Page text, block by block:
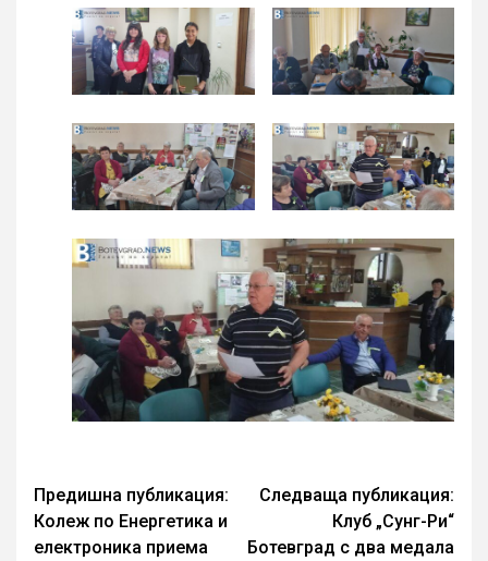
Continue
Reading
Предишна публикация:
Колеж по Енергетика и
електроника приема
Следваща публикация:
Клуб „Сунг-Ри“
Ботевград с два медала